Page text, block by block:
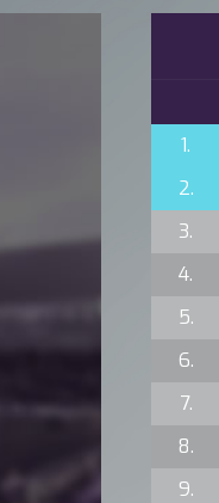
1.
2.
3.
4.
5.
6.
7.
8.
9.